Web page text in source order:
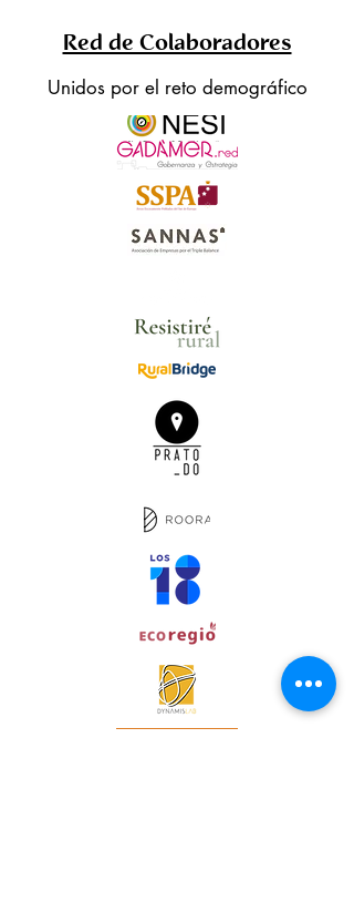
Red de Colaboradores
Unidos por el reto demográfico